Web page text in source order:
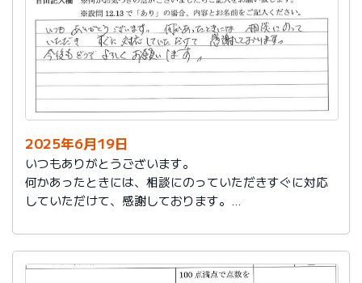
2025年6月19日
いつもありがとうございます。
何かあったときには、相談にのっていただきすぐに対応
していただけて、感謝しております。